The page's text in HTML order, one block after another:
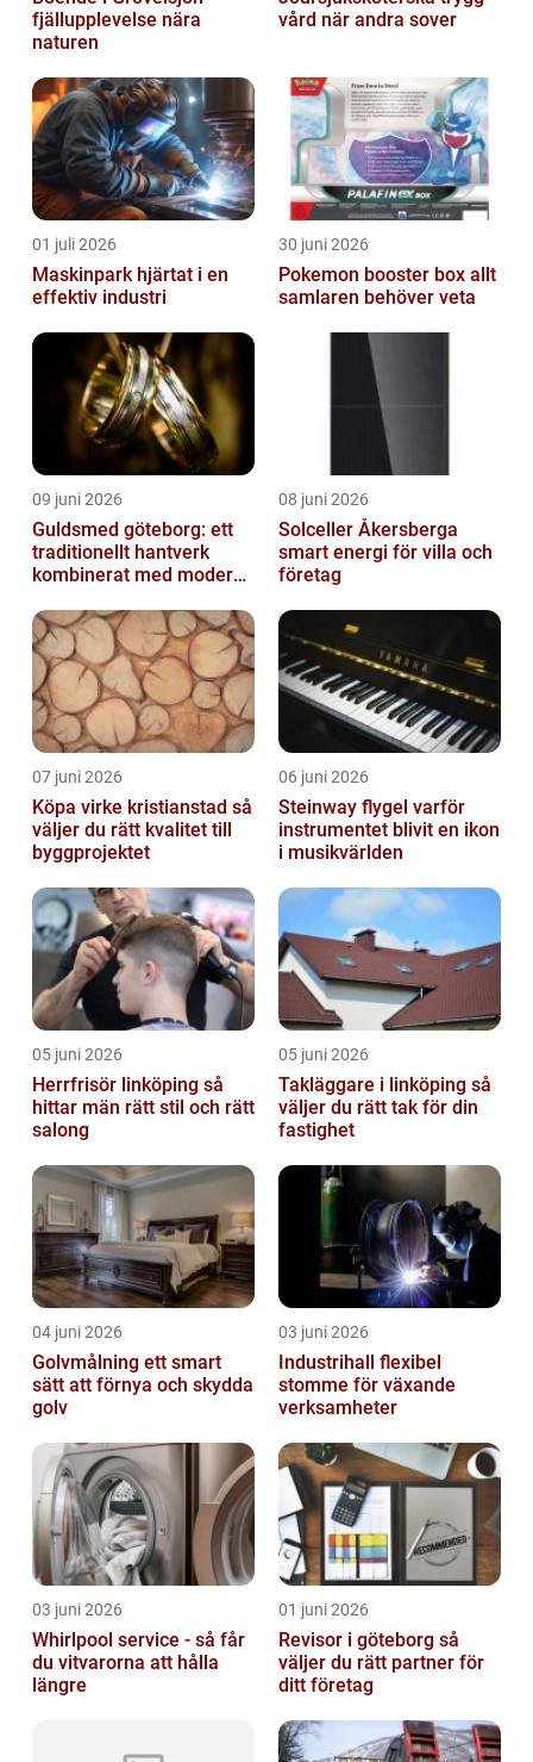
fjällupplevelse nära
naturen
vård när andra sover
01 juli 2026
Maskinpark hjärtat i en
effektiv industri
30 juni 2026
Pokemon booster box allt
samlaren behöver veta
09 juni 2026
Guldsmed göteborg: ett
traditionellt hantverk
kombinerat med modern
08 juni 2026
Solceller Åkersberga
smart energi för villa och
företag
07 juni 2026
Köpa virke kristianstad så
väljer du rätt kvalitet till
byggprojektet
06 juni 2026
Steinway flygel varför
instrumentet blivit en ikon
i musikvärlden
05 juni 2026
Herrfrisör linköping så
hittar män rätt stil och rätt
salong
05 juni 2026
Takläggare i linköping så
väljer du rätt tak för din
fastighet
04 juni 2026
Golvmålning ett smart
sätt att förnya och skydda
golv
03 juni 2026
Industrihall flexibel
stomme för växande
verksamheter
03 juni 2026
Whirlpool service - så får
du vitvarorna att hålla
längre
01 juni 2026
Revisor i göteborg så
väljer du rätt partner för
ditt företag